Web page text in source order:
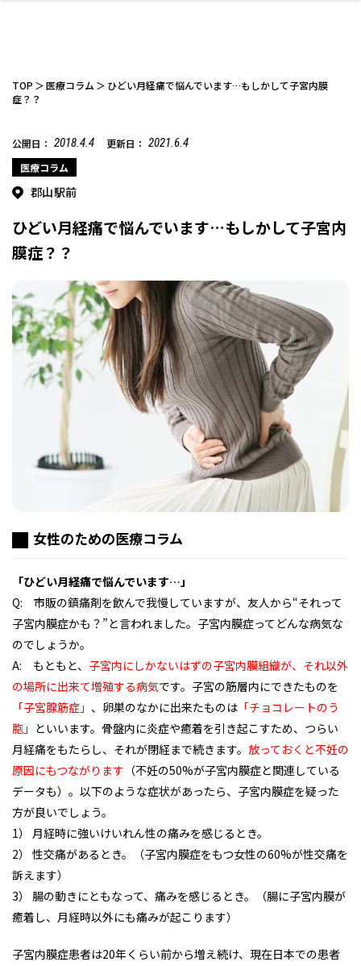
お酒 洋食
わんぱく 福島ローカルグル
メ
ク
ランチ その他
デート・友達と ひとりで
体験 名所
レジャー・スポー
その他
美容アイテム エイジングケア
鍼灸・整体・リラ
クゼーション
まつ毛サロン
その他
ファッション
スポーツ・アウト
ドア
ギフト・お土産
食品・酒 生活を彩るモノ
保険 病院・クリニック ペット
プ
保育園・こども園 子どもの習い事・
塾
幼稚園 教育
その他
リフォーム・リノ
ベーション
自治体インフォ
TOP 医療コラム
ひどい月経痛で悩んでいます…もしかして子宮内膜
症？？
公開日： 2018.4.4 更新日： 2021.6.4
医療コラム
郡山駅前
ひどい月経痛で悩んでいます…もしかして子宮内
膜症？？
女性のための医療コラム
「ひどい月経痛で悩んでいます…」
Q: 市販の鎮痛剤を飲んで我慢していますが、友人から“それって
子宮内膜症かも？”と言われました。子宮内膜症ってどんな病気な
のでしょうか。
A: もともと、 子宮内にしかないはずの子宮内膜組織が、それ以外
の場所に出来て増殖する病気です。子宮の筋層内にできたものを
「子宮腺筋症」 、卵巣のなかに出来たものは 「チョコレートのう
胞」 といいます。骨盤内に炎症や癒着を引き起こすため、つらい
月経痛をもたらし、それが閉経まで続きます。 放っておくと不妊の
原因にもつながります （不妊の50%が子宮内膜症と関連している
データも）。以下のような症状があったら、子宮内膜症を疑った
方が良いでしょう。
1） 月経時に強いけいれん性の痛みを感じるとき。
2） 性交痛があるとき。（子宮内膜症をもつ女性の60%が性交痛を
訴えます）
3） 腸の動きにともなって、痛みを感じるとき。（腸に子宮内膜が
癒着し、月経時以外にも痛みが起こります）
子宮内膜症患者は20年くらい前から増え続け、現在日本での患者